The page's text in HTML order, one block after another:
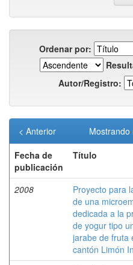
Ordenar por:
Autor/Registro:
Mostrando
< Anterior
Fecha de
publicación
Título
2008
Proyecto para
de una
dedicada a la
de yogur tipo
jarabe de fruta
cantón Limón